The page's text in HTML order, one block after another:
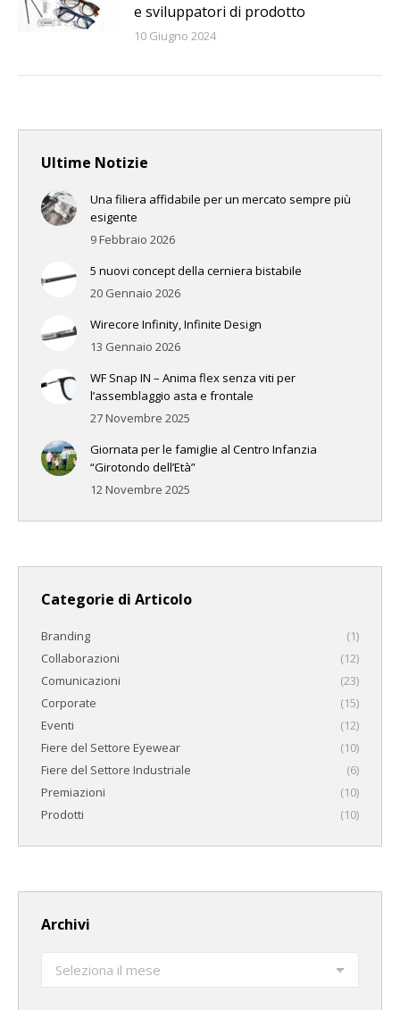
e sviluppatori di prodotto
10 Giugno 2024
Ultime Notizie
Una filiera affidabile per un mercato sempre più
esigente
9 Febbraio 2026
5 nuovi concept della cerniera bistabile
20 Gennaio 2026
Wirecore Infinity, Infinite Design
13 Gennaio 2026
WF Snap IN – Anima flex senza viti per
l’assemblaggio asta e frontale
27 Novembre 2025
Giornata per le famiglie al Centro Infanzia
“Girotondo dell’Età”
12 Novembre 2025
Categorie di Articolo
Branding
(1)
Collaborazioni
(12)
Comunicazioni
(23)
Corporate
(15)
Eventi
(12)
Fiere del Settore Eyewear
(10)
Fiere del Settore Industriale
(6)
Premiazioni
(10)
Prodotti
(10)
Archivi